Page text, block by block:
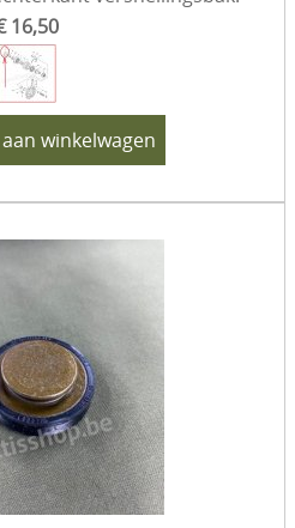
16,50
winkelwagen